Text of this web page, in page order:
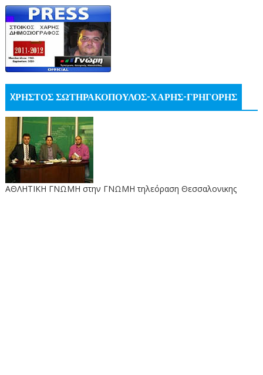
XΡΗΣΤΟΣ ΣΩΤΗΡΑΚΟΠΟΥΛΟΣ-ΧΑΡΗΣ-ΓΡΗΓΟΡΗΣ
ΑΘΛΗΤΙΚΗ ΓΝΩΜΗ στην ΓΝΩΜΗ τηλεόραση Θεσσαλονικης